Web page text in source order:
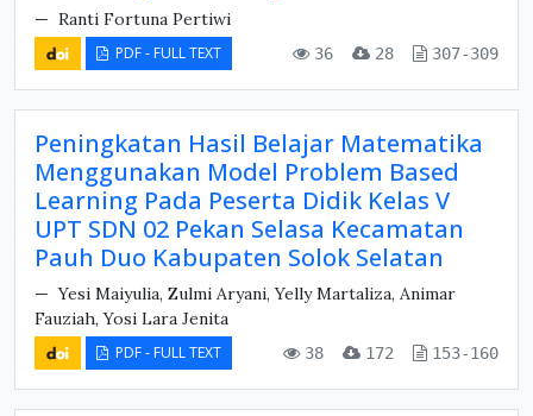
Ranti Fortuna Pertiwi
PDF - FULL TEXT 36 28 307-309
Peningkatan Hasil Belajar Matematika
Menggunakan Model Problem Based
Learning Pada Peserta Didik Kelas V
UPT SDN 02 Pekan Selasa Kecamatan
Pauh Duo Kabupaten Solok Selatan
Yesi Maiyulia, Zulmi Aryani, Yelly Martaliza, Animar
Fauziah, Yosi Lara Jenita
PDF - FULL TEXT 38 172 153-160